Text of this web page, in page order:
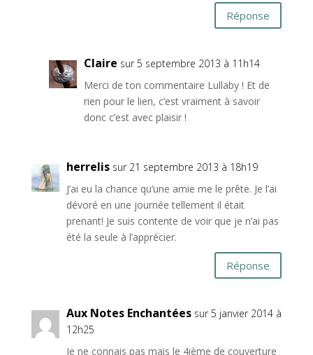
Réponse
Claire sur 5 septembre 2013 à 11h14
Merci de ton commentaire Lullaby ! Et de
rien pour le lien, c’est vraiment à savoir
donc c’est avec plaisir !
herrelis sur 21 septembre 2013 à 18h19
J’ai eu la chance qu’une amie me le prête. Je l’ai
dévoré en une journée tellement il était
prenant! Je suis contente de voir que je n’ai pas
été la seule à l’apprécier.
Réponse
Aux Notes Enchantées sur 5 janvier 2014 à
12h25
Je ne connais pas mais le 4ième de couverture